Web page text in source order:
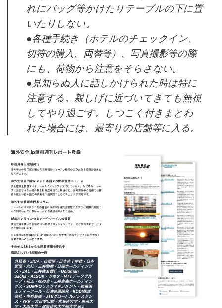
れにバッグ等かけたりテーブルの下に置
いたりしない。
●各種手続き（ホテルのチェックイン、
切符の購入、両替等）、写真撮影等の際
にも、荷物から注意をそらさない。
●見知らぬ人に話しかけられた時は特に
注意する。親しげに近づいてきても無視
してやり過ごす。しつこく付きまとわ
れた場合には、最寄りの店舗等に入る。